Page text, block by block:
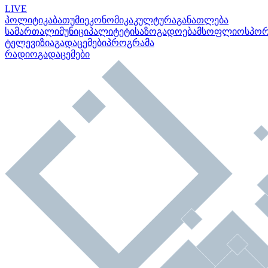
LIVE
პოლიტიკაბათუმიეკონომიკაკულტურაგანათლება
სამართალიმუნიციპალიტეტისაზოგადოებამსოფლიო
ტელევიზიაგადაცემებიპროგრამა
რადიოგადაცემები